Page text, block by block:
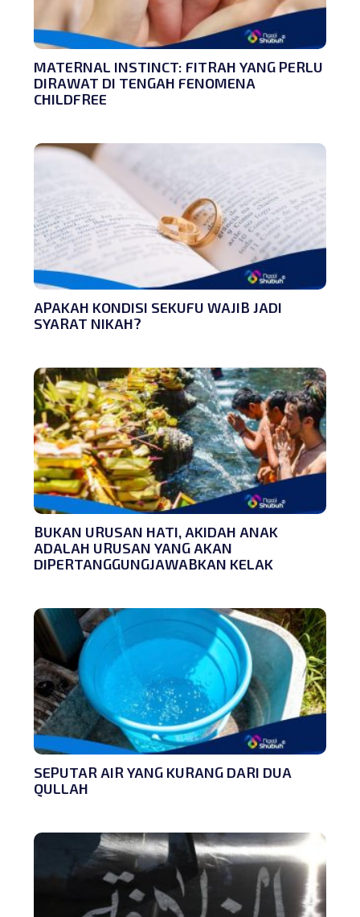
MATERNAL INSTINCT: FITRAH YANG PERLU
DIRAWAT DI TENGAH FENOMENA
CHILDFREE
APAKAH KONDISI SEKUFU WAJIB JADI
SYARAT NIKAH?
BUKAN URUSAN HATI, AKIDAH ANAK
ADALAH URUSAN YANG AKAN
DIPERTANGGUNGJAWABKAN KELAK
SEPUTAR AIR YANG KURANG DARI DUA
QULLAH